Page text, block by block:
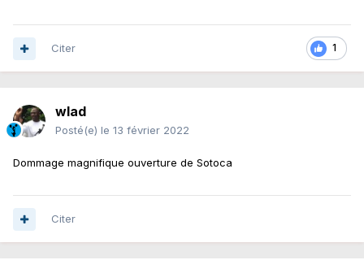
1
Citer
wlad
Posté(e) le 13 février 2022
Dommage magnifique ouverture de Sotoca
Citer